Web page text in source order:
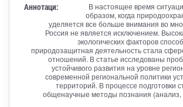
Аннотаци:
В настоящее время
образом, когда
уделяется все больше внимания во
Россия не является исключением.
экологических факторов
природозащитная деятельность стала
отношений. В статье исследованы
устойчивого развития на уровне
современной региональной политики
территорий. В процессе подготовки
общенаучные методы познания (анализ,